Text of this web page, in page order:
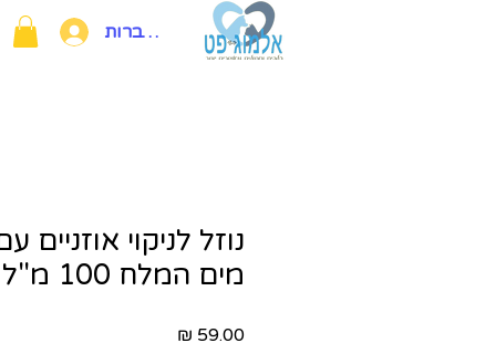
להתחברות
נוזל לניקוי אוזניים
מים המלח 100 מ"ל -PETEX